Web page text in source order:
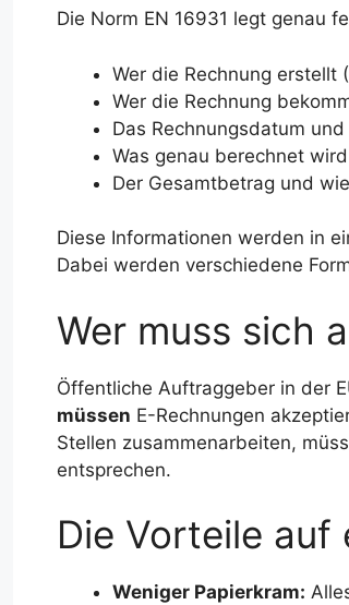
Die Norm EN 16931 legt genau
Wer die Rechnung erstellt
Wer die Rechnung
Das Rechnungsdatum
Was genau berechnet
Der Gesamtbetrag und
Diese Informationen werden in
Dabei werden verschiedene
Wer muss sich
Öffentliche Auftraggeber in der
müssen E-Rechnungen
Stellen zusammenarbeiten,
entsprechen.
Die Vorteile auf
Weniger Papierkram: